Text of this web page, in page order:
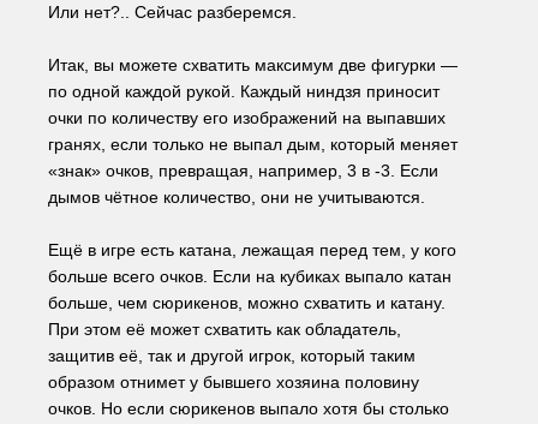
Или нет?.. Сейчас разберемся.
Итак, вы можете схватить максимум две фигурки —
по одной каждой рукой. Каждый ниндзя приносит
очки по количеству его изображений на выпавших
гранях, если только не выпал дым, который меняет
«знак» очков, превращая, например, 3 в -3. Если
дымов чётное количество, они не учитываются.
Ещё в игре есть катана, лежащая перед тем, у кого
больше всего очков. Если на кубиках выпало катан
больше, чем сюрикенов, можно схватить и катану.
При этом её может схватить как обладатель,
защитив её, так и другой игрок, который таким
образом отнимет у бывшего хозяина половину
очков. Но если сюрикенов выпало хотя бы столько